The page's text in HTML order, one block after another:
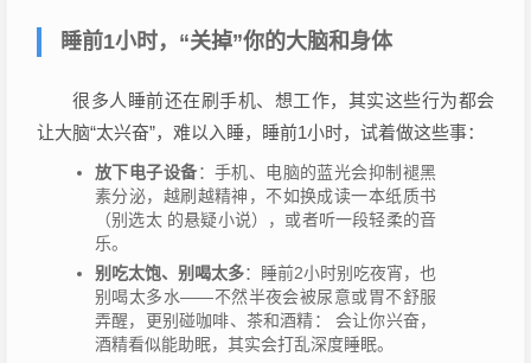
睡前1小时，“关掉”你的大脑和身体
很多人睡前还在刷手机、想工作，其实这些行为都会
让大脑“太兴奋”，难以入睡，睡前1小时，试着做这些事：
放下电子设备：手机、电脑的蓝光会抑制褪黑
素分泌，越刷越精神，不如换成读一本纸质书
（别选太 的悬疑小说），或者听一段轻柔的音
乐。
别吃太饱、别喝太多：睡前2小时别吃夜宵，也
别喝太多水——不然半夜会被尿意或胃不舒服
弄醒，更别碰咖啡、茶和酒精： 会让你兴奋，
酒精看似能助眠，其实会打乱深度睡眠。